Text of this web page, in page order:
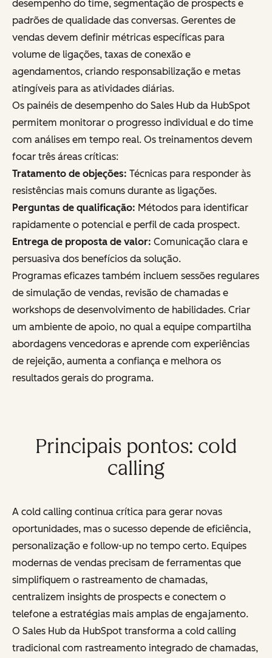
desempenho do time, segmentação de prospects e
padrões de qualidade das conversas. Gerentes de
vendas devem definir métricas específicas para
volume de ligações, taxas de conexão e
agendamentos, criando responsabilização e metas
atingíveis para as atividades diárias.
Os painéis de desempenho do Sales Hub da HubSpot
permitem monitorar o progresso individual e do time
com análises em tempo real. Os treinamentos devem
focar três áreas críticas:
Tratamento de objeções: Técnicas para responder às
resistências mais comuns durante as ligações.
Perguntas de qualificação: Métodos para identificar
rapidamente o potencial e perfil de cada prospect.
Entrega de proposta de valor: Comunicação clara e
persuasiva dos benefícios da solução.
Programas eficazes também incluem sessões regulares
de simulação de vendas, revisão de chamadas e
workshops de desenvolvimento de habilidades. Criar
um ambiente de apoio, no qual a equipe compartilha
abordagens vencedoras e aprende com experiências
de rejeição, aumenta a confiança e melhora os
resultados gerais do programa.
Principais pontos: cold
calling
A cold calling continua crítica para gerar novas
oportunidades, mas o sucesso depende de eficiência,
personalização e follow-up no tempo certo. Equipes
modernas de vendas precisam de ferramentas que
simplifiquem o rastreamento de chamadas,
centralizem insights de prospects e conectem o
telefone a estratégias mais amplas de engajamento.
O Sales Hub da HubSpot transforma a cold calling
tradicional com rastreamento integrado de chamadas,